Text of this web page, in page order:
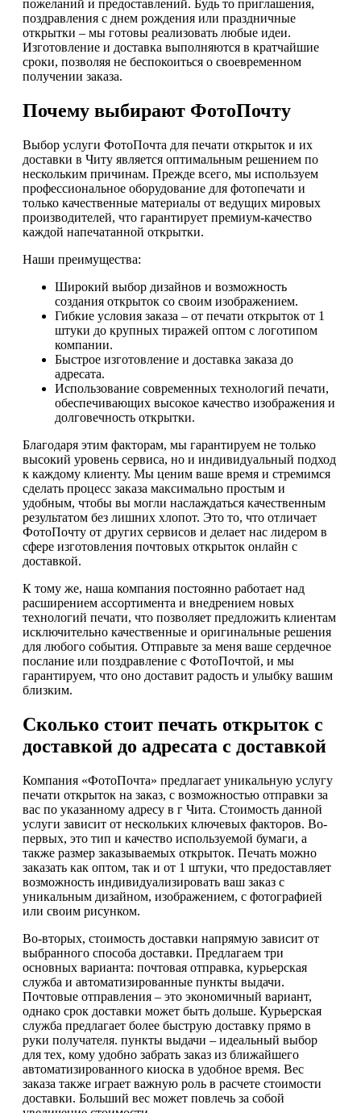
пожеланий и предоставлений. Будь то приглашения,
поздравления с днем рождения или праздничные
открытки – мы готовы реализовать любые идеи.
Изготовление и доставка выполняются в кратчайшие
сроки, позволяя не беспокоиться о своевременном
получении заказа.
Почему выбирают ФотоПочту
Выбор услуги ФотоПочта для печати открыток и их
доставки в Читу является оптимальным решением по
нескольким причинам. Прежде всего, мы используем
профессиональное оборудование для фотопечати и
только качественные материалы от ведущих мировых
производителей, что гарантирует премиум-качество
каждой напечатанной открытки.
Наши преимущества:
Широкий выбор дизайнов и возможность
создания открыток со своим изображением.
Гибкие условия заказа – от печати открыток от 1
штуки до крупных тиражей оптом с логотипом
компании.
Быстрое изготовление и доставка заказа до
адресата.
Использование современных технологий печати,
обеспечивающих высокое качество изображения и
долговечность открытки.
Благодаря этим факторам, мы гарантируем не только
высокий уровень сервиса, но и индивидуальный подход
к каждому клиенту. Мы ценим ваше время и стремимся
сделать процесс заказа максимально простым и
удобным, чтобы вы могли наслаждаться качественным
результатом без лишних хлопот. Это то, что отличает
ФотоПочту от других сервисов и делает нас лидером в
сфере изготовления почтовых открыток онлайн с
доставкой.
К тому же, наша компания постоянно работает над
расширением ассортимента и внедрением новых
технологий печати, что позволяет предложить клиентам
исключительно качественные и оригинальные решения
для любого события. Отправьте за меня ваше сердечное
послание или поздравление с ФотоПочтой, и мы
гарантируем, что оно доставит радость и улыбку вашим
близким.
Сколько стоит печать открыток с
доставкой до адресата с доставкой
Компания «ФотоПочта» предлагает уникальную услугу
печати открыток на заказ, с возможностью отправки за
вас по указанному адресу в г Чита. Стоимость данной
услуги зависит от нескольких ключевых факторов. Во-
первых, это тип и качество используемой бумаги, а
также размер заказываемых открыток. Печать можно
заказать как оптом, так и от 1 штуки, что предоставляет
возможность индивидуализировать ваш заказ с
уникальным дизайном, изображением, с фотографией
или своим рисунком.
Во-вторых, стоимость доставки напрямую зависит от
выбранного способа доставки. Предлагаем три
основных варианта: почтовая отправка, курьерская
служба и автоматизированные пункты выдачи.
Почтовые отправления – это экономичный вариант,
однако срок доставки может быть дольше. Курьерская
служба предлагает более быструю доставку прямо в
руки получателя. пункты выдачи – идеальный выбор
для тех, кому удобно забрать заказ из ближайшего
автоматизированного киоска в удобное время. Вес
заказа также играет важную роль в расчете стоимости
доставки. Больший вес может повлечь за собой